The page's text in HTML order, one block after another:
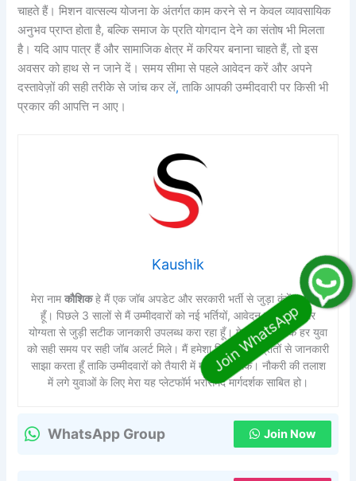
चाहते हैं। मिशन वात्सल्य योजना के अंतर्गत काम करने से न केवल व्यावसायिक
अनुभव प्राप्त होता है, बल्कि समाज के प्रति योगदान देने का संतोष भी मिलता
है। यदि आप पात्र हैं और सामाजिक क्षेत्र में करियर बनाना चाहते हैं, तो इस
अवसर को हाथ से न जाने दें। समय सीमा से पहले आवेदन करें और अपने
दस्तावेज़ों की सही तरीके से जांच कर लें, ताकि आपकी उम्मीदवारी पर किसी भी
प्रकार की आपत्ति न आए।
Kaushik
मेरा नामकौशिकहे मैं एक जॉब अपडेट और सरकारी भर्ती से जुड़ा कंटेंट राइटर
हूँ। पिछले 3 सालों से मैं उम्मीदवारों को नई भर्तियों, आवेदन प्रक्रिया और
योग्यता से जुड़ी सटीक जानकारी उपलब्ध करा रहा हूँ। मेरा उद्देश्य है कि हर युवा
को सही समय पर सही जॉब अलर्ट मिले। मैं हमेशा विश्वसनीय स्रोतों से जानकारी
साझा करता हूँ ताकि उम्मीदवारों को तैयारी में मदद मिल सके। नौकरी की तलाश
में लगे युवाओं के लिए मेरा यह प्लेटफॉर्म भरोसेमंद मार्गदर्शक साबित हो।
WhatsApp Group Join Now